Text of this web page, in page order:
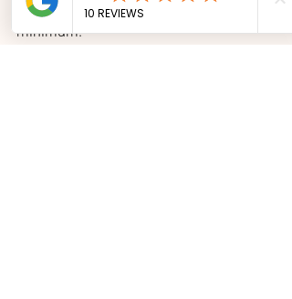
Nous préconisons 3 séances au
minimum.